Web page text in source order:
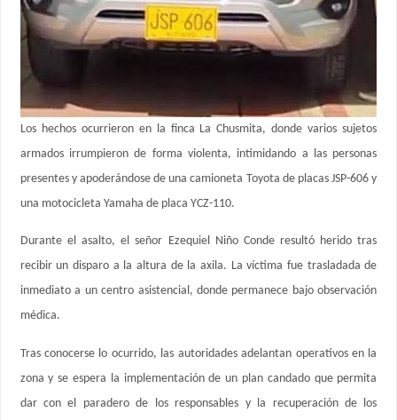
Los hechos ocurrieron en la finca La Chusmita, donde varios sujetos
armados irrumpieron de forma violenta, intimidando a las personas
presentes y apoderándose de una camioneta Toyota de placas JSP-606 y
una motocicleta Yamaha de placa YCZ-110.
Durante el asalto, el señor Ezequiel Niño Conde resultó herido tras
recibir un disparo a la altura de la axila. La víctima fue trasladada de
inmediato a un centro asistencial, donde permanece bajo observación
médica.
Tras conocerse lo ocurrido, las autoridades adelantan operativos en la
zona y se espera la implementación de un plan candado que permita
dar con el paradero de los responsables y la recuperación de los